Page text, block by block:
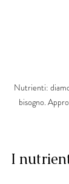
Nutrienti:
bisogno.
I